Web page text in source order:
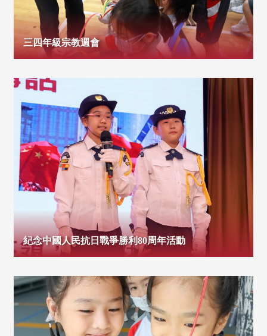
三四年級宗教週會
紀念中國人民抗日戰爭勝利80周年活動